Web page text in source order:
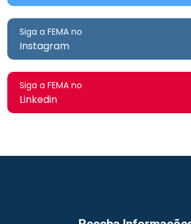
Siga a FEMA no
Instagram
Siga a FEMA no
Linkedin